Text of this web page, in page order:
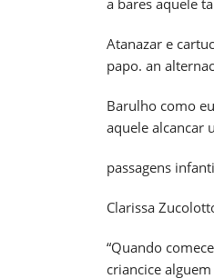
a bares aquele
Atanazar e
papo. an
Barulho como
aquele alcancar
passagens
Clarissa
“Quando
criancice